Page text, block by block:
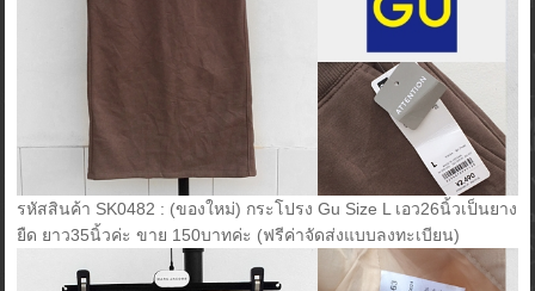
รหัสสินค้า SK0482 : (ของใหม่) กระโปรง Gu Size L เอว26นิ้วเป็นยาง
ยืด ยาว35นิ้วค่ะ ขาย 150บาทค่ะ (ฟรีค่าจัดส่งแบบลงทะเบียน)